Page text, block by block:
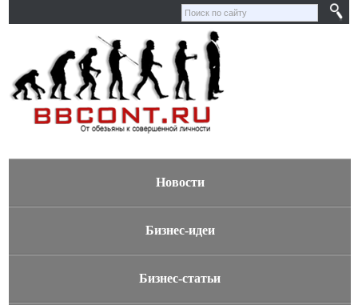
Новости
Бизнес-идеи
Бизнес-статьи